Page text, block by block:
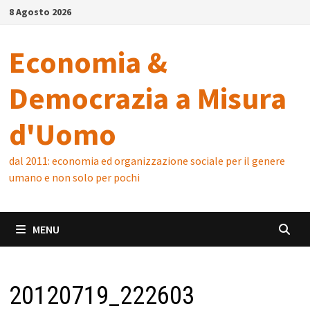
Skip8 Agosto 2026
Economia &
Democrazia a Misura
d'Uomo
dal 2011: economia ed organizzazione sociale per il genere
umano e non solo per pochi
MENU
20120719_222603